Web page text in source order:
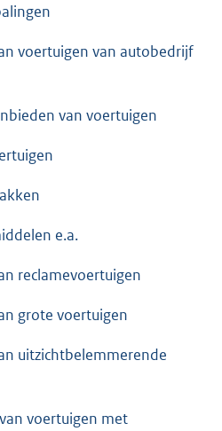
voertuigen van autobedrijf
van voertuigen
e.a.
reclamevoertuigen
grote voertuigen
uitzichtbelemmerende
voertuigen met